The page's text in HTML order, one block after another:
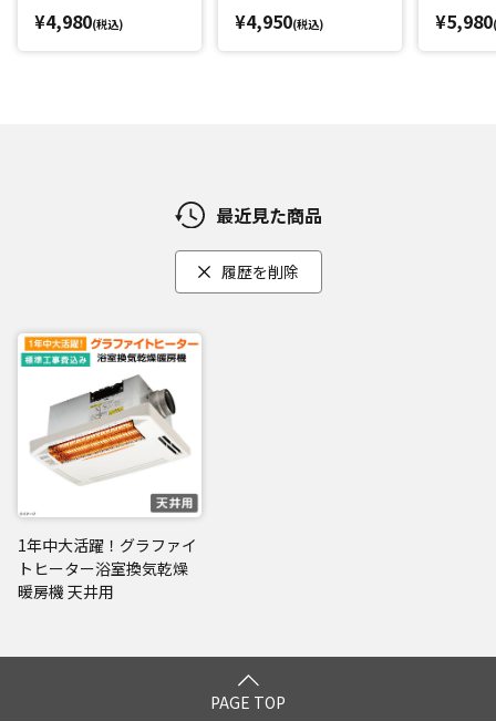
¥4,980(税込) ¥4,950(税込) ¥5,980
最近見た商品
履歴を削除
1年中大活躍！グラファイ
トヒーター浴室換気乾燥
暖房機 天井用
PAGE TOP